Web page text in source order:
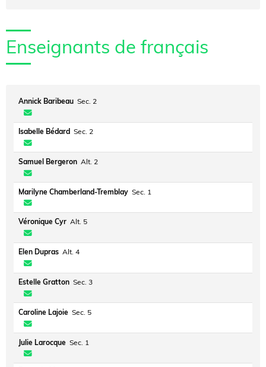
Enseignants de français
Annick Baribeau Sec. 2
Isabelle Bédard Sec. 2
Samuel Bergeron Alt. 2
Marilyne Chamberland-Tremblay Sec. 1
Véronique Cyr Alt. 5
Elen Dupras Alt. 4
Estelle Gratton Sec. 3
Caroline Lajoie Sec. 5
Julie Larocque Sec. 1